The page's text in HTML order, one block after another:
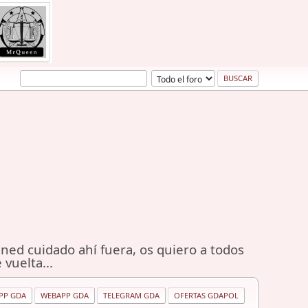
cuidado ahí fuera, os quiero a todos
vuelta...
GDA WEBAPP GDA TELEGRAM GDA OFERTAS GDAPOL